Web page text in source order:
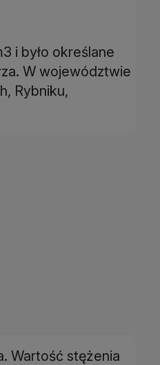
i było określane
W województwie
Rybniku,
Wartość stężenia